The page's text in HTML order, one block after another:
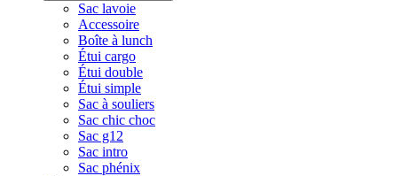
Sac lavoie
Accessoire
Boîte à lunch
Étui cargo
Étui double
Étui simple
Sac à souliers
Sac chic choc
Sac g12
Sac intro
Sac phénix